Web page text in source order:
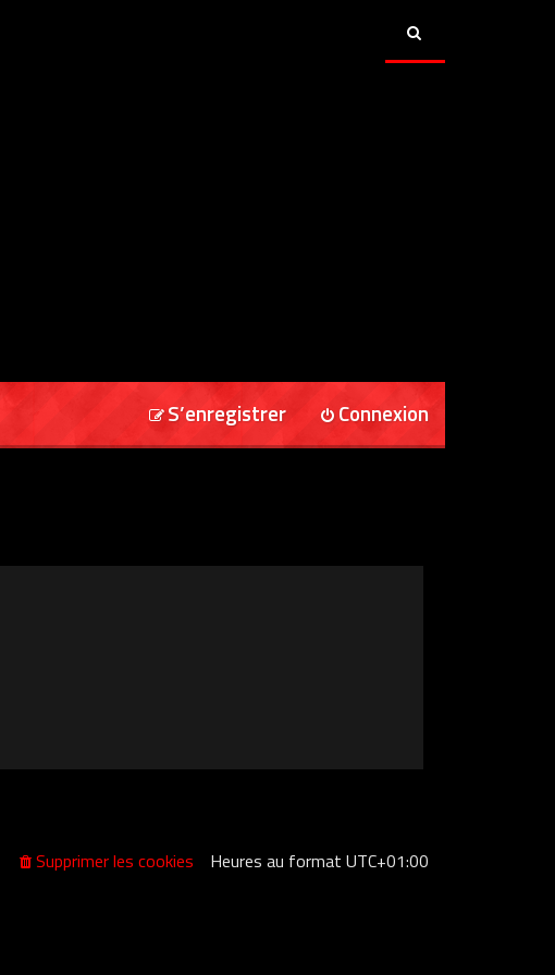
Connexion
S’enregistrer
Heures au formatUTC+01:00
Supprimer les cookies